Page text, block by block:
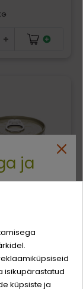
kassidele
ja
veel
isikupärastatud
küpsiste ja